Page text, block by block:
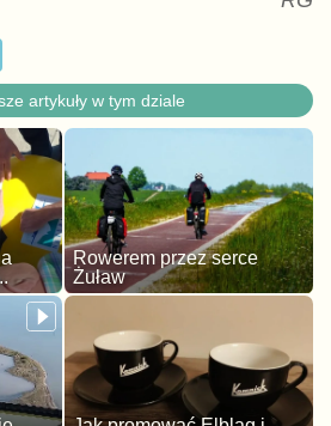
artykuły w tym dziale
Rowerem przez serce
Żuław